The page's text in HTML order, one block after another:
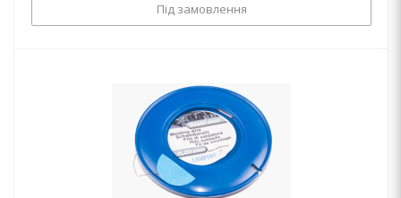
Під замовлення